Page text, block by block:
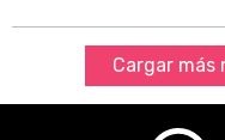
Cargar más